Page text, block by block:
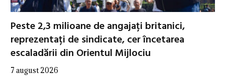
Peste 2,3 milioane de angajați britanici,
reprezentați de sindicate, cer încetarea
escaladării din Orientul Mijlociu
7 august 2026